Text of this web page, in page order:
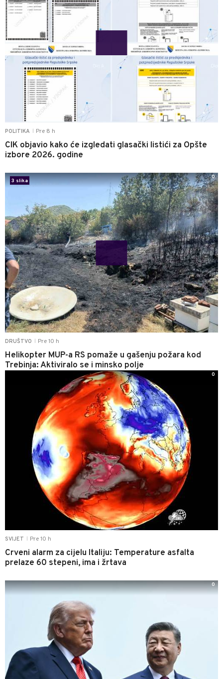
POLITIKA Pre 8 h
CIK objavio kako će izgledati glasački listići za Opšte
izbore 2026. godine
DRUŠTVO Pre 10 h
Helikopter MUP-a RS pomaže u gašenju požara kod
Trebinja: Aktiviralo se i minsko polje
3 slika
0
SVIJET Pre 10 h
Crveni alarm za cijelu Italiju: Temperature asfalta
prelaze 60 stepeni, ima i žrtava
0
0